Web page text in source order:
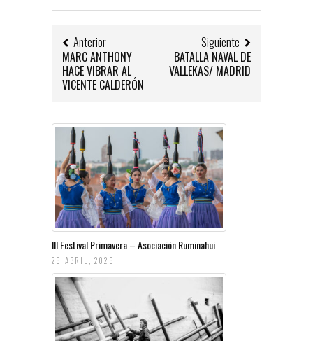
Anterior
MARC ANTHONY
HACE VIBRAR AL
VICENTE CALDERÓN
Siguiente
BATALLA NAVAL DE
VALLEKAS/ MADRID
III Festival Primavera – Asociación Rumiñahui
26 ABRIL, 2026